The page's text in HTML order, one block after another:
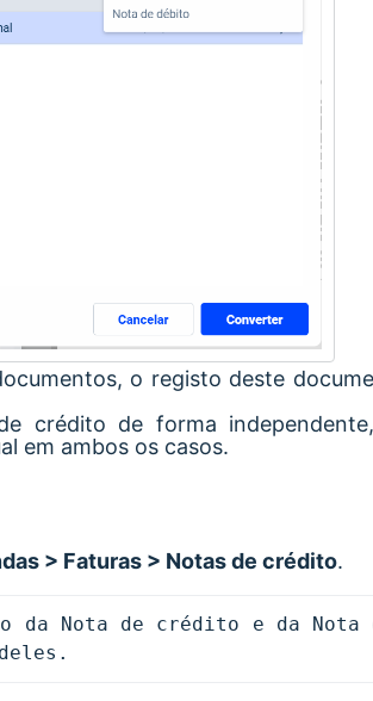
o registo deste
crédito de forma
em ambos os casos.
> Faturas > Notas de crédito.
da Nota de crédito e da